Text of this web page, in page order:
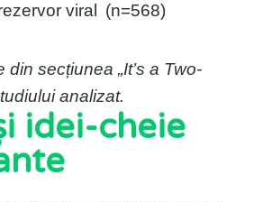
viral
(n=568)
secțiunea „It’s a Two-
analizat.
idei-cheie